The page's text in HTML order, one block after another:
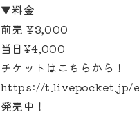
▼料金
前売 ¥3,000
当日¥4,000
チケットはこちらから！
https://t.livepocket.jp/
発売中！